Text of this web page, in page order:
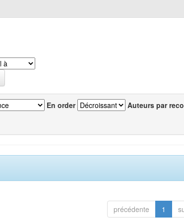
En order Auteurs par
précédente 1